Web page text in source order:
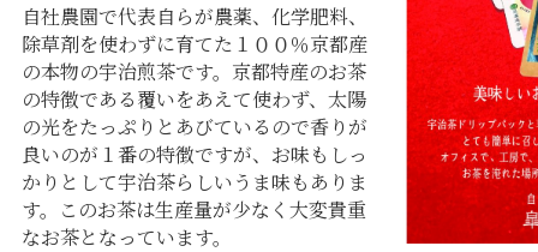
自社農園で代表自らが農薬、化学肥料、
除草剤を使わずに育てた１００％京都産
の本物の宇治煎茶です。京都特産のお茶
の特徴である覆いをあえて使わず、太陽
の光をたっぷりとあびているので香りが
良いのが１番の特徴ですが、お味もしっ
かりとして宇治茶らしいうま味もありま
す。このお茶は生産量が少なく大変貴重
なお茶となっています。